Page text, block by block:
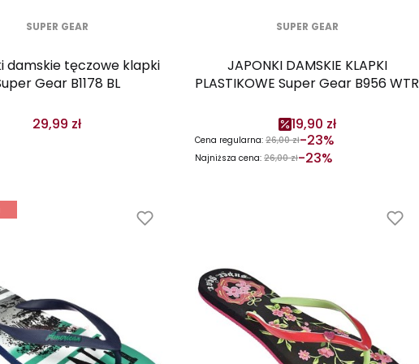
SUPER GEAR
damskie tęczowe klapki
Gear B1178 BL
29,99 zł
SUPER GEAR
JAPONKI DAMSKIE KLAPKI
PLASTIKOWE Super Gear B956 WTR
19,90 zł
Cena regularna: 26,00 zł-23%
Najniższa cena: 26,00 zł-23%